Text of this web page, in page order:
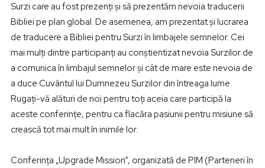
Surzi care au fost prezenți și să prezentăm nevoia traducerii
Bibliei pe plan global. De asemenea, am prezentat și lucrarea
de traducere a Bibliei pentru Surzi în limbajele semnelor. Cei
mai mulți dintre participanți au conștientizat nevoia Surzilor de
a comunica în limbajul semnelor și cât de mare este nevoia de
a duce Cuvântul lui Dumnezeu Surzilor din întreaga lume.
Rugați-vă alături de noi pentru toți aceia care participă la
aceste conferințe, pentru ca flacăra pasiunii pentru misiune să
crească tot mai mult în inimile lor.
Conferința „Upgrade Mission”, organizată de PIM (Parteneri în